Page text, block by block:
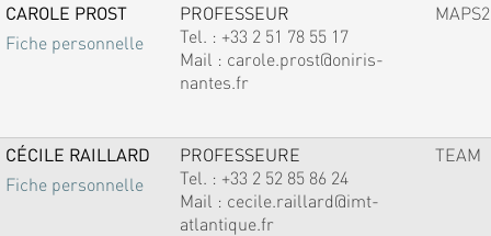
CAROLE PROST
Fiche personnelle
PROFESSEUR
Tel. : +33 2 51 78 55 17
Mail : carole.prost@oniris-
nantes.fr
MAPS2
CÉCILE RAILLARD
Fiche personnelle
PROFESSEURE
Tel. : +33 2 52 85 86 24
Mail : cecile.raillard@imt-
atlantique.fr
TEAM